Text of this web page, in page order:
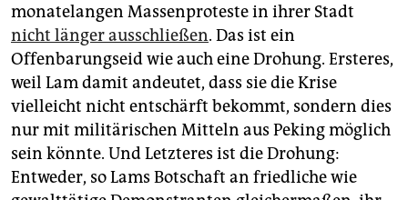
monatelangen Massenproteste in ihrer Stadt
nicht länger ausschließen. Das ist ein
Offenbarungseid wie auch eine Drohung. Ersteres,
weil Lam damit andeutet, dass sie die Krise
vielleicht nicht entschärft bekommt, sondern dies
nur mit militärischen Mitteln aus Peking möglich
sein könnte. Und Letzteres ist die Drohung:
Entweder, so Lams Botschaft an friedliche wie